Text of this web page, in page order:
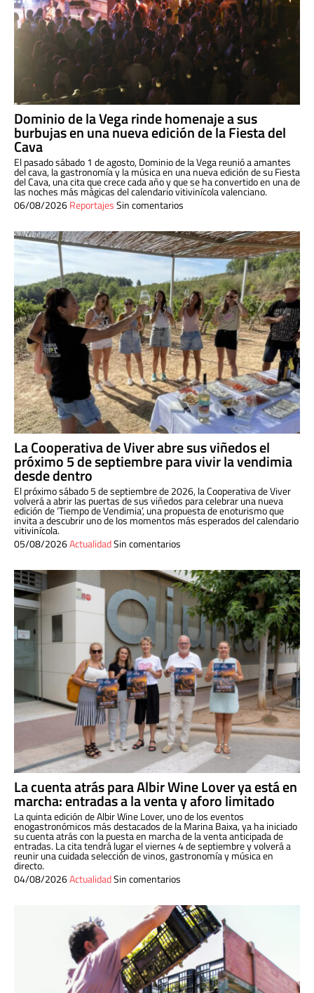
Dominio de la Vega rinde homenaje a sus
burbujas en una nueva edición de la Fiesta del
Cava
El pasado sábado 1 de agosto, Dominio de la Vega reunió a amantes
del cava, la gastronomía y la música en una nueva edición de su Fiesta
del Cava, una cita que crece cada año y que se ha convertido en una de
las noches más mágicas del calendario vitivinícola valenciano.
06/08/2026ReportajesSin comentarios
La Cooperativa de Viver abre sus viñedos el
próximo 5 de septiembre para vivir la vendimia
desde dentro
El próximo sábado 5 de septiembre de 2026, la Cooperativa de Viver
volverá a abrir las puertas de sus viñedos para celebrar una nueva
edición de ‘Tiempo de Vendimia’, una propuesta de enoturismo que
invita a descubrir uno de los momentos más esperados del calendario
vitivinícola.
05/08/2026ActualidadSin comentarios
La cuenta atrás para Albir Wine Lover ya está en
marcha: entradas a la venta y aforo limitado
La quinta edición de Albir Wine Lover, uno de los eventos
enogastronómicos más destacados de la Marina Baixa, ya ha iniciado
su cuenta atrás con la puesta en marcha de la venta anticipada de
entradas. La cita tendrá lugar el viernes 4 de septiembre y volverá a
reunir una cuidada selección de vinos, gastronomía y música en
directo.
04/08/2026ActualidadSin comentarios